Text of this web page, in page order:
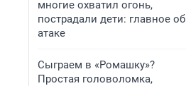
многие охватил огонь,
пострадали дети: главное об
атаке
Сыграем в «Ромашку»?
Простая головоломка,